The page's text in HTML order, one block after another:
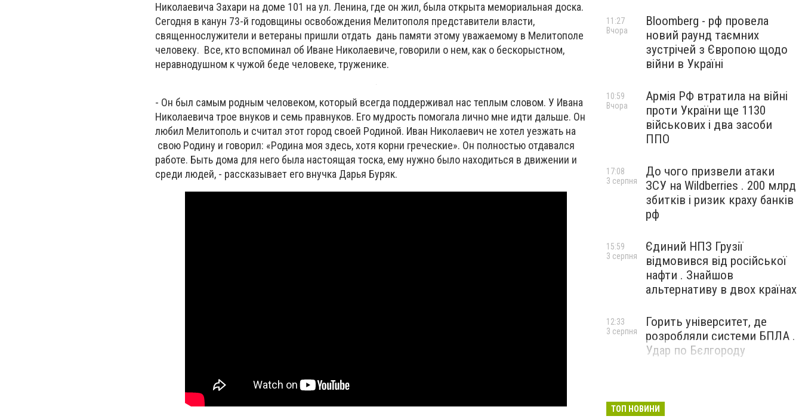
Николаевича Захари на доме 101 на ул. Ленина, где он жил, была открыта мемориальная доска.
Сегодня в канун 73-й годовщины освобождения Мелитополя представители власти,
священнослужители и ветераны пришли отдать дань памяти этому уважаемому в Мелитополе
человеку. Все, кто вспоминал об Иване Николаевиче, говорили о нем, как о бескорыстном,
неравнодушном к чужой беде человеке, труженике.
- Он был самым родным человеком, который всегда поддерживал нас теплым словом. У Ивана
Николаевича трое внуков и семь правнуков. Его мудрость помогала лично мне идти дальше. Он
любил Мелитополь и считал этот город своей Родиной. Иван Николаевич не хотел уезжать на
свою Родину и говорил: «Родина моя здесь, хотя корни греческие». Он полностью отдавался
работе. Быть дома для него была настоящая тоска, ему нужно было находиться в движении и
среди людей, - рассказывает его внучка Дарья Буряк.
Bloomberg - рф провела
новий раунд таємних
зустрічей з Європою щодо
війни в Україні
11:27
Вчора
Армія РФ втратила на війні
проти України ще 1130
військових і два засоби
ППО
10:59
Вчора
До чого призвели атаки
ЗСУ на Wildberries . 200 млрд
збитків і ризик краху банків
рф
17:08
3 серпня
Єдиний НПЗ Грузії
відмовився від російської
нафти . Знайшов
альтернативу в двох країнах
15:59
3 серпня
Горить університет, де
розробляли системи БПЛА .
Удар по Бєлгороду
12:33
3 серпня
ТОП НОВИНИ